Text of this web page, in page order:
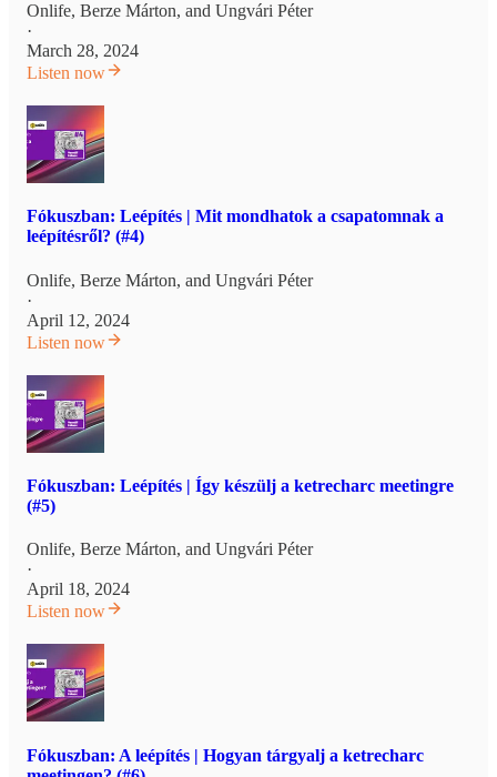
Onlife, Berze Márton, and Ungvári Péter
·
March 28, 2024
Listen now
Fókuszban: Leépítés | Mit mondhatok a csapatomnak a
leépítésről? (#4)
Onlife, Berze Márton, and Ungvári Péter
·
April 12, 2024
Listen now
Fókuszban: Leépítés | Így készülj a ketrecharc meetingre
(#5)
Onlife, Berze Márton, and Ungvári Péter
·
April 18, 2024
Listen now
Fókuszban: A leépítés | Hogyan tárgyalj a ketrecharc